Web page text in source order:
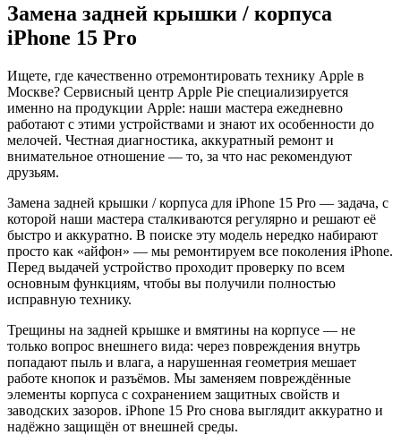
Замена задней крышки / корпуса
iPhone 15 Pro
Ищете, где качественно отремонтировать технику Apple в
Москве? Сервисный центр Apple Pie специализируется
именно на продукции Apple: наши мастера ежедневно
работают с этими устройствами и знают их особенности до
мелочей. Честная диагностика, аккуратный ремонт и
внимательное отношение — то, за что нас рекомендуют
друзьям.
Замена задней крышки / корпуса для iPhone 15 Pro — задача, с
которой наши мастера сталкиваются регулярно и решают её
быстро и аккуратно. В поиске эту модель нередко набирают
просто как «айфон» — мы ремонтируем все поколения iPhone.
Перед выдачей устройство проходит проверку по всем
основным функциям, чтобы вы получили полностью
исправную технику.
Трещины на задней крышке и вмятины на корпусе — не
только вопрос внешнего вида: через повреждения внутрь
попадают пыль и влага, а нарушенная геометрия мешает
работе кнопок и разъёмов. Мы заменяем повреждённые
элементы корпуса с сохранением защитных свойств и
заводских зазоров. iPhone 15 Pro снова выглядит аккуратно и
надёжно защищён от внешней среды.